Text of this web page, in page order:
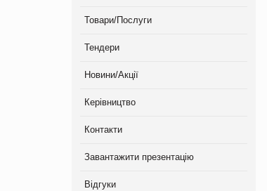
Товари/Послуги
Тендери
Новини/Акції
Керівництво
Контакти
Завантажити презентацію
Відгуки